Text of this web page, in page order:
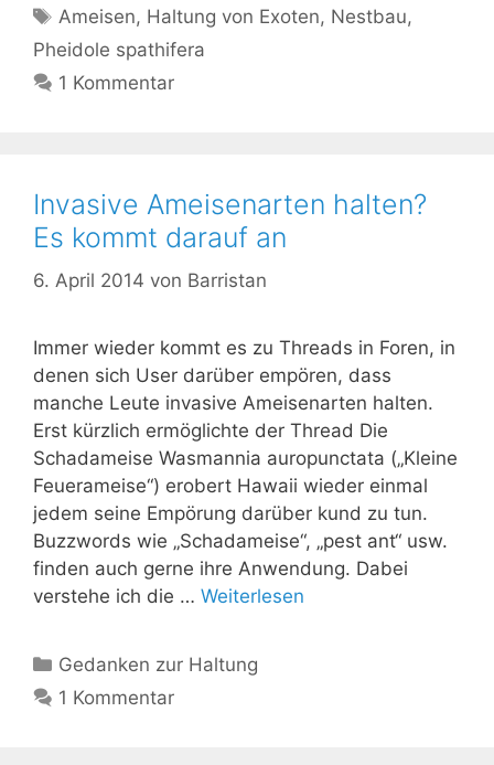
Schlagwörter
Ameisen, Haltung von Exoten, Nestbau,
Pheidole spathifera
1 Kommentar
Invasive Ameisenarten halten?
Es kommt darauf an
6. April 2014 von Barristan
Immer wieder kommt es zu Threads in Foren, in
denen sich User darüber empören, dass
manche Leute invasive Ameisenarten halten.
Erst kürzlich ermöglichte der Thread Die
Schadameise Wasmannia auropunctata („Kleine
Feuerameise“) erobert Hawaii wieder einmal
jedem seine Empörung darüber kund zu tun.
Buzzwords wie „Schadameise“, „pest ant“ usw.
finden auch gerne ihre Anwendung. Dabei
verstehe ich die … Weiterlesen
Kategorien
Gedanken zur Haltung
1 Kommentar